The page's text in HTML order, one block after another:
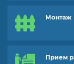
Монтаж
Прием